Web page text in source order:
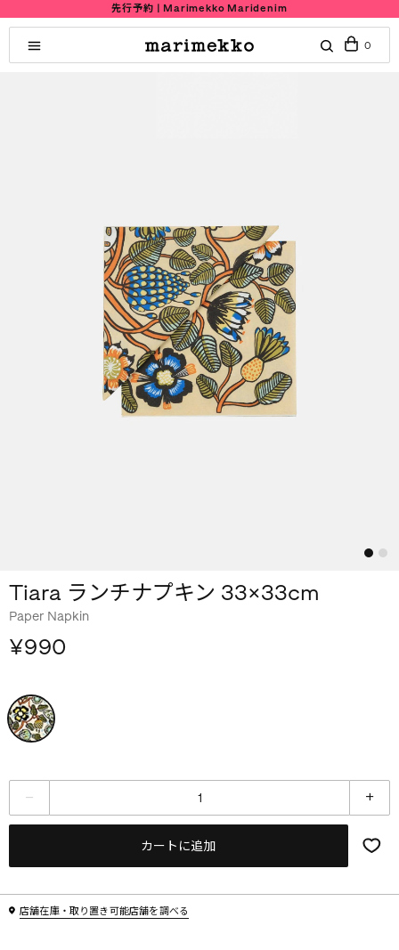
先行予約 | Marimekko Maridenim
0
Tiara ランチナプキン 33×33cm
Paper Napkin
¥990
カートに追加
店舗在庫・取り置き可能店舗を調べる